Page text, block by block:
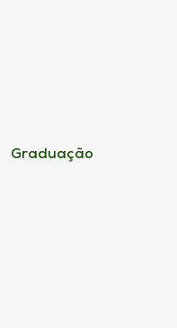
Graduação